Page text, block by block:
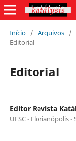
Início / Arquivos /
Editorial
Editorial
Editor Revista
UFSC - Florianópolis -